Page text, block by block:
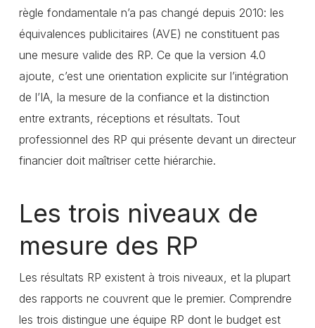
règle fondamentale n’a pas changé depuis 2010: les
équivalences publicitaires (AVE) ne constituent pas
une mesure valide des RP. Ce que la version 4.0
ajoute, c’est une orientation explicite sur l’intégration
de l’IA, la mesure de la confiance et la distinction
entre extrants, réceptions et résultats. Tout
professionnel des RP qui présente devant un directeur
financier doit maîtriser cette hiérarchie.
Les trois niveaux de
mesure des RP
Les résultats RP existent à trois niveaux, et la plupart
des rapports ne couvrent que le premier. Comprendre
les trois distingue une équipe RP dont le budget est